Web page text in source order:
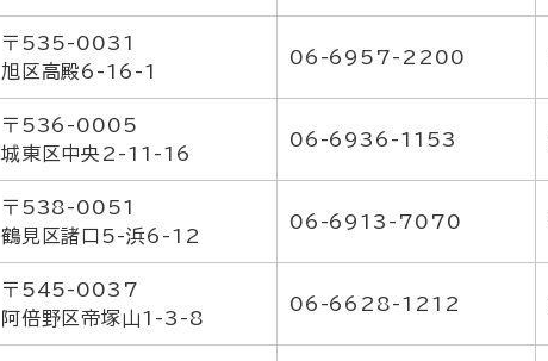
〒535-0031
旭区高殿6-16-1
06-6957-2200
〒536-0005
城東区中央2-11-16
06-6936-1153
〒538-0051
鶴見区諸口5-浜6-12
06-6913-7070
〒545-0037
阿倍野区帝塚山1-3-8
06-6628-1212